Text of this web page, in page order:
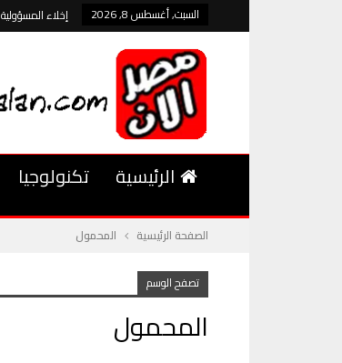
السبت, أغسطس 8, 2026 إخلاء المسؤولية
الرئيسية تكنولوجيا
الصفحة الرئيسية المحمول
تصفح الوسم
المحمول